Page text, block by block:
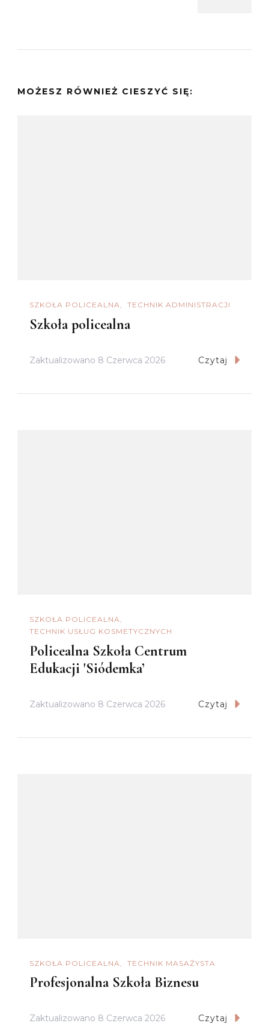
MOŻESZ RÓWNIEŻ CIESZYĆ SIĘ:
SZKOŁA POLICEALNA TECHNIK ADMINISTRACJI
Szkoła policealna
Zaktualizowano 8 Czerwca 2026 Czytaj
SZKOŁA POLICEALNA
TECHNIK USŁUG KOSMETYCZNYCH
Policealna Szkoła Centrum
Edukacji 'Siódemka’
Zaktualizowano 8 Czerwca 2026 Czytaj
SZKOŁA POLICEALNA TECHNIK MASAŻYSTA
Profesjonalna Szkoła Biznesu
Zaktualizowano 8 Czerwca 2026 Czytaj